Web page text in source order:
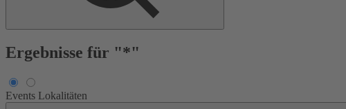
Ergebnisse für "*"
Events Lokalitäten